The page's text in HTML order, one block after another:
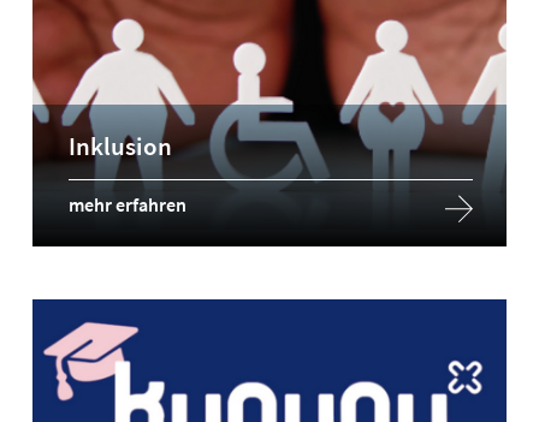
Inklusion
mehr erfahren